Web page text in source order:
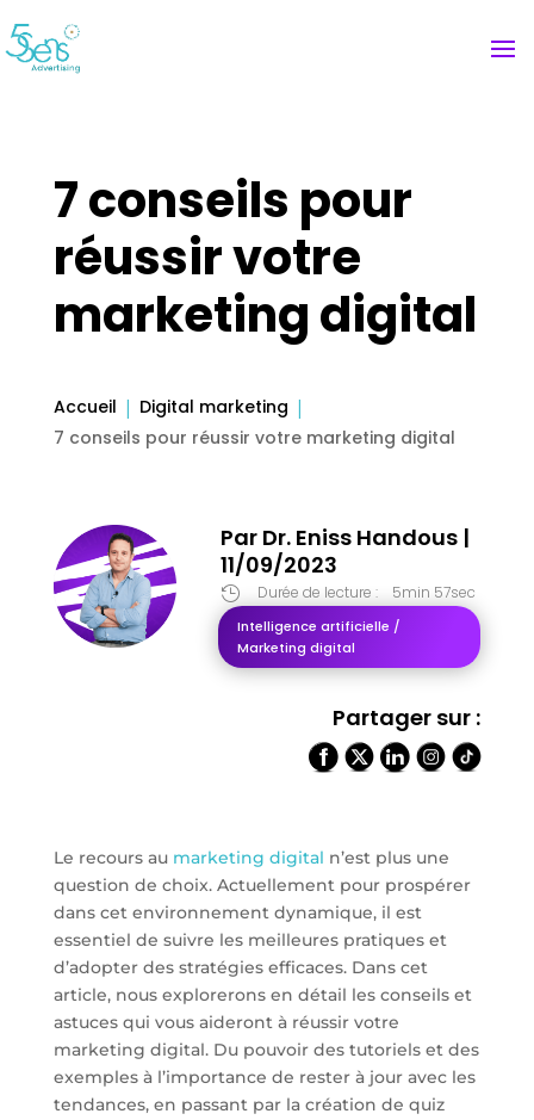
7 conseils pour
réussir votre
marketing digital
Accueil
Digital marketing
7 conseils pour réussir votre marketing digital
Par Dr. Eniss Handous|
11/09/2023
 Durée de lecture : 5min 57sec
Intelligence artificielle /
Marketing digital
Partager sur :
Le recours au marketing digital n’est plus une
question de choix. Actuellement pour prospérer
dans cet environnement dynamique, il est
essentiel de suivre les meilleures pratiques et
d’adopter des stratégies efficaces. Dans cet
article, nous explorerons en détail les conseils et
astuces qui vous aideront à réussir votre
marketing digital. Du pouvoir des tutoriels et des
exemples à l’importance de rester à jour avec les
tendances, en passant par la création de quiz